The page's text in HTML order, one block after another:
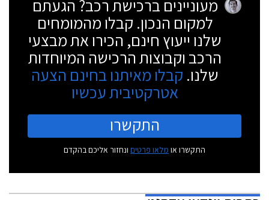
מעוניינים ברכישת רכב? הגעתם
למקום הנכון. קבלו מהמומחים
שלנו ייעוץ חינם, הכירו את מבצעי
הרכב וקבוצות הרכישה המיוחדות
שלנו. קבלו מאיתנו בחינם הצעה
אטרקטיבית עכשיו
התקשרו
התקשרו או מלאו פרטים ונחזור אליכם בהקדם